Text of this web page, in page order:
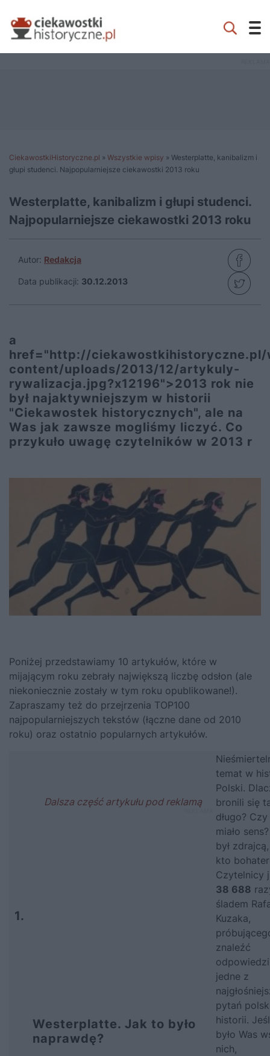
CiekawostkiHistoryczne.pl » Wszystkie wpisy » Westerplatte, kanibalizm i
głupi studenci. Najpopularniejsze ciekawostki 2013 roku
Westerplatte, kanibalizm i głupi studenci.
Najpopularniejsze ciekawostki 2013 roku
Autor: Redakcja
Data publikacji: 30.12.2013
a
href="http://
content/uploads/2013/12/artykuly-
rywalizacja.jpg?x12196">2013 rok nie
był najaktywniejszym w historii
"Ciekawostek historycznych", ale na
Was jak zawsze mogliśmy liczyć. Co
przykuło uwagę czytelników w 2013 r
Poniżej przedstawiamy 10 artykułów, które w
mijającym roku zebrały największą liczbę odsłon (ale
niekoniecznie zostały w tym roku opublikowane!).
Zapraszamy też do przejrzenia TOP100
najpopularniejszych tekstów (łączne dane od 2010
roku) oraz ostatnio popularnych artykułów.
1.
Westerplatte. Jak to było
naprawdę?
temat w
Polski.
bronili się
długo?
miało
był
kto
Czytelnicy
38 688
śladem
Kuzaka,
znaleźć
jedne z
pytań
historii.
było Was
nich,